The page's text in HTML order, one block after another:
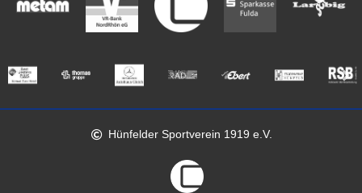
Hünfelder Sportverein 1919 e.V.